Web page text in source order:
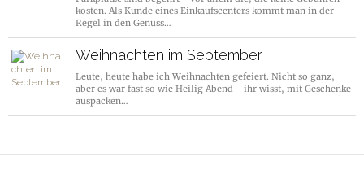
kosten. Als Kunde eines Einkaufscenters kommt man in der
Regel in den Genuss…
Weihnachten im September
Leute, heute habe ich Weihnachten gefeiert. Nicht so ganz,
aber es war fast so wie Heilig Abend - ihr wisst, mit Geschenke
auspacken…